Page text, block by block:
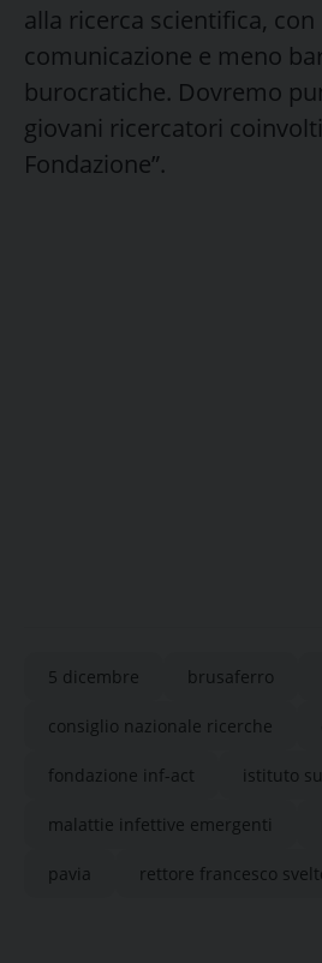
alla ricerca scientifica, con
comunicazione e meno
burocratiche. Dovremo
giovani ricercatori
Fondazione”.
5 dicembre brusaferro
consiglio nazionale ricerche
fondazione inf-act istituto
malattie infettive emergenti
pavia rettore francesco